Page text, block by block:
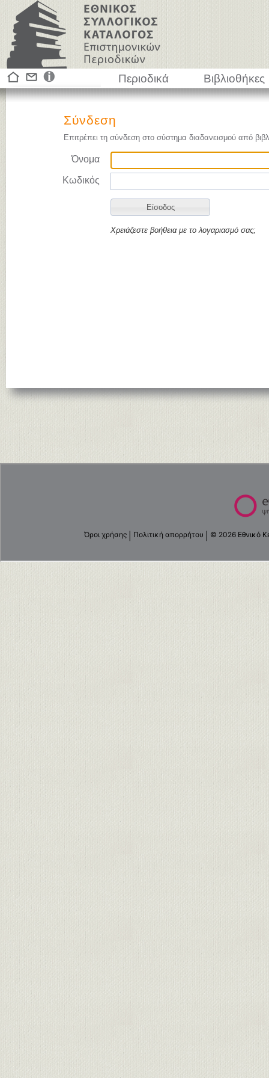
Περιοδικά Βιβλιοθήκες
Σύνδεση
Επιτρέπει τη σύνδεση στο σύστημα διαδανεισμού από
Όνομα
Κωδικός
Χρειάζεστε βοήθεια με το λογαριασμό σας;